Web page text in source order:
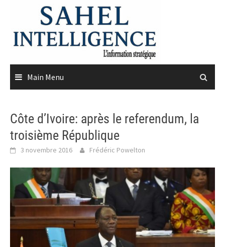
content
Main Menu
Côte d’Ivoire: après le referendum, la
troisième République
3 novembre 2016 Frédéric Powelton